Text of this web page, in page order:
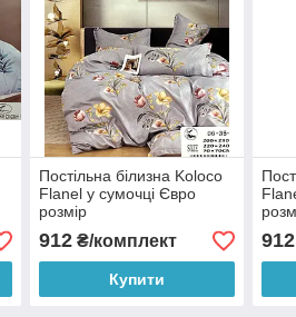
Постільна білизна Koloco
Flanel у сумочці Євро
розмір
912₴/комплект
Купити
912